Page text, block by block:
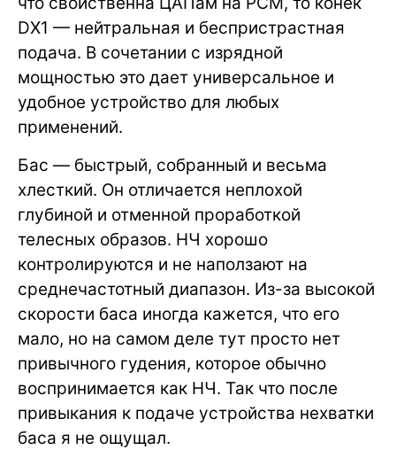
DX1 — нейтральная и беспристрастная
подача. В сочетании с изрядной
мощностью это дает универсальное и
удобное устройство для любых
применений.
Бас — быстрый, собранный и весьма
хлесткий. Он отличается неплохой
глубиной и отменной проработкой
телесных образов. НЧ хорошо
контролируются и не наползают на
среднечастотный диапазон. Из-за высокой
скорости баса иногда кажется, что его
мало, но на самом деле тут просто нет
привычного гудения, которое обычно
воспринимается как НЧ. Так что после
привыкания к подаче устройства нехватки
баса я не ощущал.